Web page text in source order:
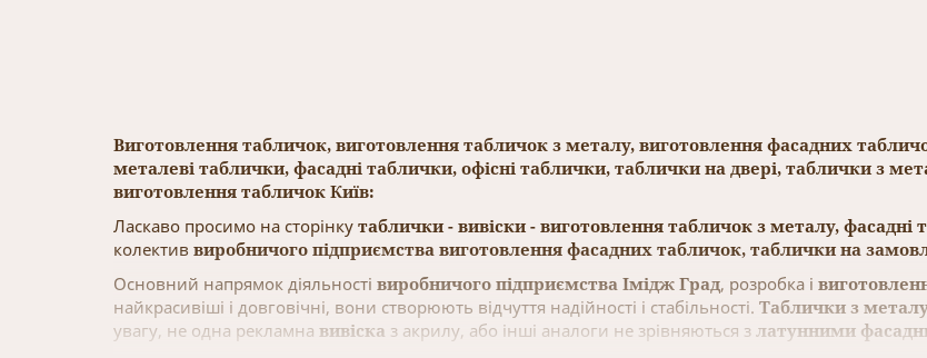
Виготовлення табличок, виготовлення табличок з металу, виготовлення фасадних
металеві таблички, фасадні таблички, офісні таблички, таблички на двері, таблички з
виготовлення табличок Київ:
Ласкаво просимо на сторінку таблички - вивіски - виготовлення табличок з металу, фасадні
колектив виробничого підприємства виготовлення фасадних табличок, таблички на
Основний напрямок діяльності виробничого підприємства Імідж Град, розробка і
найкрасивіші і довговічні, вони створюють відчуття надійності і стабільності. Таблички з
увагу, не одна рекламна вивіска з акрилу, або інші аналоги не зрівняються з латунними